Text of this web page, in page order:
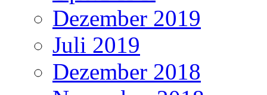
Dezember 2019
Juli 2019
Dezember 2018